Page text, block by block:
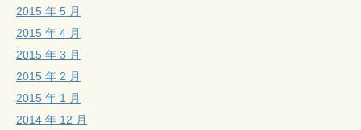
2015 年 5 月
2015 年 4 月
2015 年 3 月
2015 年 2 月
2015 年 1 月
2014 年 12 月